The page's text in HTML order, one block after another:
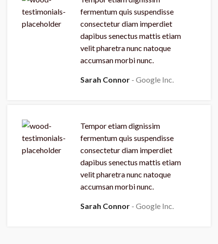
fermentum quis suspendisse
consectetur diam imperdiet
dapibus senectus mattis etiam
velit pharetra nunc natoque
accumsan morbi nunc.
Sarah Connor Google Inc.
Tempor etiam dignissim
fermentum quis suspendisse
consectetur diam imperdiet
dapibus senectus mattis etiam
velit pharetra nunc natoque
accumsan morbi nunc.
Sarah Connor Google Inc.